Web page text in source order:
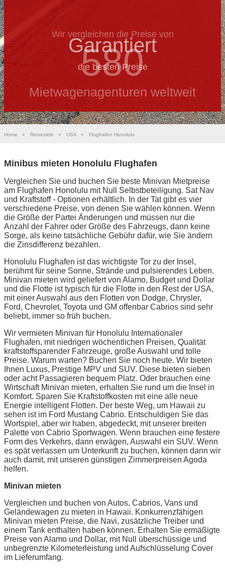
Wir vergleichen die Preise von
580
Mietwagenagenturen weltweit
Garantiert
die besten Preise
Home » Reiseziele » USA » Flughafen Honolulu
Minibus mieten Honolulu Flughafen
Vergleichen Sie und buchen Sie beste Minivan Mietpreise
am Flughafen Honolulu mit Null Selbstbeteiligung. Sat Nav
und Kraftstoff - Optionen erhältlich. In der Tat gibt es vier
verschiedene Preise, von denen Sie wählen können. Wenn
die Größe der Partei Änderungen und müssen nur die
Anzahl der Fahrer oder Größe des Fahrzeugs, dann keine
Sorge, als keine tatsächliche Gebühr dafür, wie Sie ändern
die Zinsdifferenz bezahlen.
Honolulu Flughafen ist das wichtigste Tor zu der Insel,
berühmt für seine Sonne, Strände und pulsierendes Leben.
Minivan mieten wird geliefert von Alamo, Budget und Dollar
und die Flotte ist typisch für die Flotte in den Rest der USA,
mit einer Auswahl aus den Flotten von Dodge, Chrysler,
Ford, Chevrolet, Toyota und GM offenbar Cabrios sind sehr
beliebt, immer so früh buchen.
Wir vermieten Minivan für Honolulu Internationaler
Flughafen, mit niedrigen wöchentlichen Preisen, Qualität
kraftstoffsparender Fahrzeuge, große Auswahl und tolle
Preise. Warum warten? Buchen Sie noch heute. Wir bieten
Ihnen Luxus, Prestige MPV und SUV. Diese bieten sieben
oder acht Passagieren bequem Platz. Oder brauchen eine
Wirtschaft Minivan mieten, erhalten Sie rund um die Insel in
Komfort. Sparen Sie Kraftstoffkosten mit eine alle neue
Energie intelligent Flotten. Der beste Weg, um Hawaii zu
sehen ist im Ford Mustang Cabrio. Entschuldigen Sie das
Wortspiel, aber wir haben, abgedeckt, mit unserer breiten
Palette von Cabrio Sportwagen. Wenn brauchen eine festere
Form des Verkehrs, dann erwägen, Auswahl ein SUV. Wenn
es spät verlassen um Unterkunft zu buchen, können dann wir
auch damit, mit unseren günstigen Zimmerpreisen Agoda
helfen.
Minivan mieten
Vergleichen und buchen von Autos, Cabrios, Vans und
Geländewagen zu mieten in Hawaii. Konkurrenzfähigen
Minivan mieten Preise, die Navi, zusätzliche Treiber und
einem Tank enthalten haben können. Erhalten Sie ermäßigte
Preise von Alamo und Dollar, mit Null überschüssige und
unbegrenzte Kilometerleistung und Aufschlüsselung Cover
im Lieferumfang.